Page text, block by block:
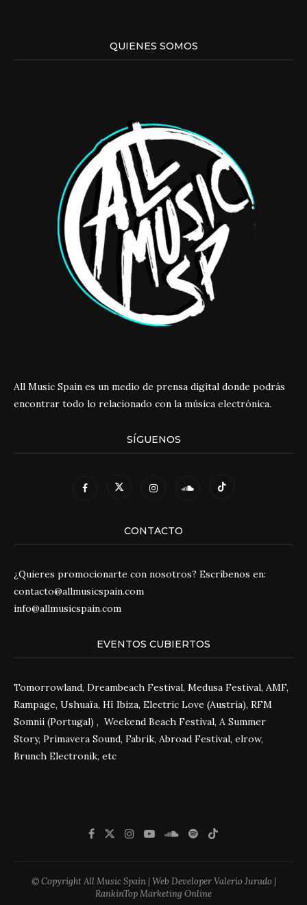
QUIENES SOMOS
All Music Spain es un medio de prensa digital donde podrás
encontrar todo lo relacionado con la música electrónica.
SÍGUENOS
CONTACTO
¿Quieres promocionarte con nosotros? Escríbenos en:
contacto@allmusicspain.com
info@allmusicspain.com
EVENTOS CUBIERTOS
Tomorrowland, Dreambeach Festival, Medusa Festival, AMF,
Rampage, Ushuaïa, Hï Ibiza, Electric Love (Austria), RFM
Somnii (Portugal) , Weekend Beach Festival, A Summer
Story, Primavera Sound, Fabrik, Abroad Festival, elrow,
Brunch Electronik, etc
© Copyright All Music Spain | Web Developer Valerio Jurado |
RankinTop Marketing Online